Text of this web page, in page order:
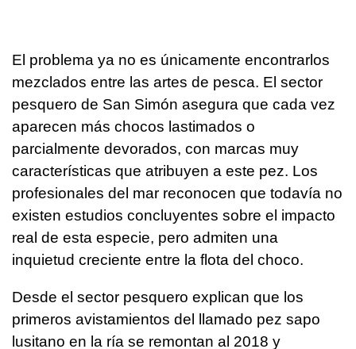
El problema ya no es únicamente encontrarlos
mezclados entre las artes de pesca. El sector
pesquero de San Simón asegura que cada vez
aparecen más chocos lastimados o
parcialmente devorados, con marcas muy
características que atribuyen a este pez. Los
profesionales del mar reconocen que todavía no
existen estudios concluyentes sobre el impacto
real de esta especie, pero admiten una
inquietud creciente entre la flota del choco.
Desde el sector pesquero explican que los
primeros avistamientos del llamado pez sapo
lusitano en la ría se remontan al 2018 y